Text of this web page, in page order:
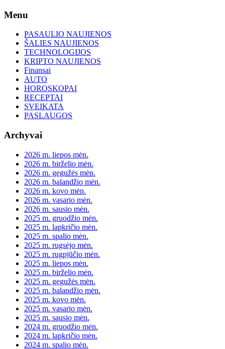
Skip
content
Menu
PASAULIO NAUJIENOS
ŠALIES NAUJIENOS
TECHNOLOGIJOS
KRIPTO NAUJIENOS
Finansai
AUTO
HOROSKOPAI
RECEPTAI
SVEIKATA
PASLAUGOS
Archyvai
2026 m. liepos mėn.
2026 m. birželio mėn.
2026 m. gegužės mėn.
2026 m. balandžio mėn.
2026 m. kovo mėn.
2026 m. vasario mėn.
2026 m. sausio mėn.
2025 m. gruodžio mėn.
2025 m. lapkričio mėn.
2025 m. spalio mėn.
2025 m. rugsėjo mėn.
2025 m. rugpjūčio mėn.
2025 m. liepos mėn.
2025 m. birželio mėn.
2025 m. gegužės mėn.
2025 m. balandžio mėn.
2025 m. kovo mėn.
2025 m. vasario mėn.
2025 m. sausio mėn.
2024 m. gruodžio mėn.
2024 m. lapkričio mėn.
2024 m. spalio mėn.